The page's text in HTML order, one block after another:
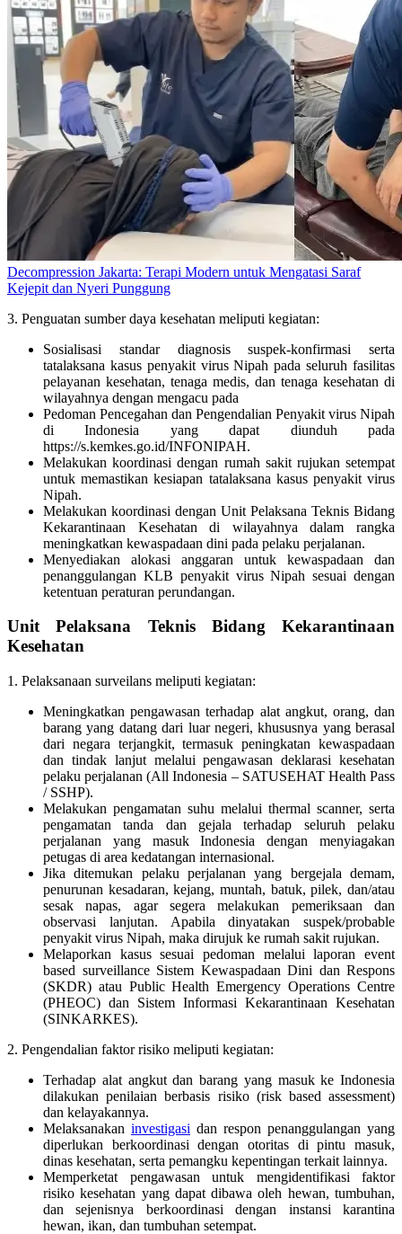
Decompression Jakarta: Terapi Modern untuk Mengatasi Saraf
Kejepit dan Nyeri Punggung
3. Penguatan sumber daya kesehatan meliputi kegiatan:
Sosialisasi standar diagnosis suspek-konfirmasi serta
tatalaksana kasus penyakit virus Nipah pada seluruh fasilitas
pelayanan kesehatan, tenaga medis, dan tenaga kesehatan di
wilayahnya dengan mengacu pada
Pedoman Pencegahan dan Pengendalian Penyakit virus Nipah
di Indonesia yang dapat diunduh pada
https://s.kemkes.go.id/INFONIPAH.
Melakukan koordinasi dengan rumah sakit rujukan setempat
untuk memastikan kesiapan tatalaksana kasus penyakit virus
Nipah.
Melakukan koordinasi dengan Unit Pelaksana Teknis Bidang
Kekarantinaan Kesehatan di wilayahnya dalam rangka
meningkatkan kewaspadaan dini pada pelaku perjalanan.
Menyediakan alokasi anggaran untuk kewaspadaan dan
penanggulangan KLB penyakit virus Nipah sesuai dengan
ketentuan peraturan perundangan.
Unit Pelaksana Teknis Bidang Kekarantinaan
Kesehatan
1. Pelaksanaan surveilans meliputi kegiatan:
Meningkatkan pengawasan terhadap alat angkut, orang, dan
barang yang datang dari luar negeri, khususnya yang berasal
dari negara terjangkit, termasuk peningkatan kewaspadaan
dan tindak lanjut melalui pengawasan deklarasi kesehatan
pelaku perjalanan (All Indonesia – SATUSEHAT Health Pass
/ SSHP).
Melakukan pengamatan suhu melalui thermal scanner, serta
pengamatan tanda dan gejala terhadap seluruh pelaku
perjalanan yang masuk Indonesia dengan menyiagakan
petugas di area kedatangan internasional.
Jika ditemukan pelaku perjalanan yang bergejala demam,
penurunan kesadaran, kejang, muntah, batuk, pilek, dan/atau
sesak napas, agar segera melakukan pemeriksaan dan
observasi lanjutan. Apabila dinyatakan suspek/probable
penyakit virus Nipah, maka dirujuk ke rumah sakit rujukan.
Melaporkan kasus sesuai pedoman melalui laporan event
based surveillance Sistem Kewaspadaan Dini dan Respons
(SKDR) atau Public Health Emergency Operations Centre
(PHEOC) dan Sistem Informasi Kekarantinaan Kesehatan
(SINKARKES).
2. Pengendalian faktor risiko meliputi kegiatan:
Terhadap alat angkut dan barang yang masuk ke Indonesia
dilakukan penilaian berbasis risiko (risk based assessment)
dan kelayakannya.
Melaksanakan investigasi dan respon penanggulangan yang
diperlukan berkoordinasi dengan otoritas di pintu masuk,
dinas kesehatan, serta pemangku kepentingan terkait lainnya.
Memperketat pengawasan untuk mengidentifikasi faktor
risiko kesehatan yang dapat dibawa oleh hewan, tumbuhan,
dan sejenisnya berkoordinasi dengan instansi karantina
hewan, ikan, dan tumbuhan setempat.